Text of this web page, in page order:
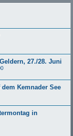
27./28. Juni
dem Kemnader See
in